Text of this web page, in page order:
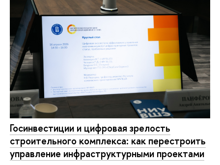
Госинвестиции и цифровая зрелость
строительного комплекса: как перестроить
управление инфраструктурными проектами